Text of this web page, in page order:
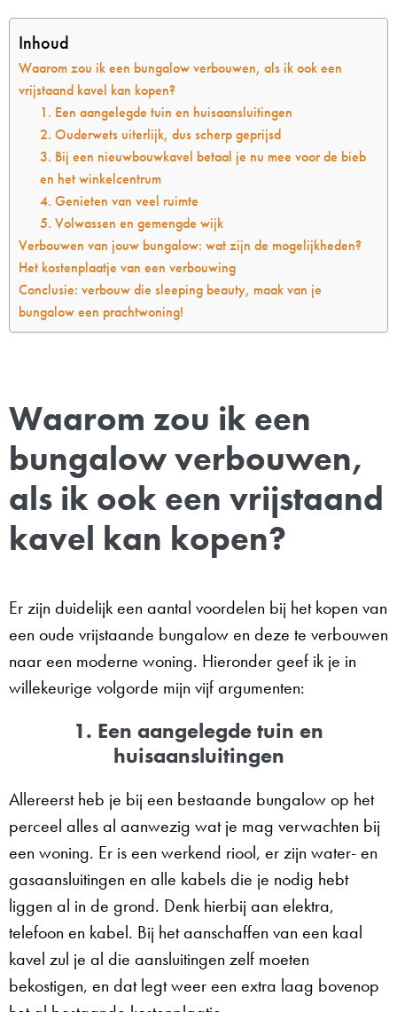
Inhoud
Waarom zou ik een bungalow verbouwen, als ik ook een
vrijstaand kavel kan kopen?
1. Een aangelegde tuin en huisaansluitingen
2. Ouderwets uiterlijk, dus scherp geprijsd
3. Bij een nieuwbouwkavel betaal je nu mee voor de bieb
en het winkelcentrum
4. Genieten van veel ruimte
5. Volwassen en gemengde wijk
Verbouwen van jouw bungalow: wat zijn de mogelijkheden?
Het kostenplaatje van een verbouwing
Conclusie: verbouw die sleeping beauty, maak van je
bungalow een prachtwoning!
Waarom zou ik een
bungalow verbouwen,
als ik ook een vrijstaand
kavel kan kopen?
Er zijn duidelijk een aantal voordelen bij het kopen van
een oude vrijstaande bungalow en deze te verbouwen
naar een moderne woning. Hieronder geef ik je in
willekeurige volgorde mijn vijf argumenten:
1. Een aangelegde tuin en
huisaansluitingen
Allereerst heb je bij een bestaande bungalow op het
perceel alles al aanwezig wat je mag verwachten bij
een woning. Er is een werkend riool, er zijn water- en
gasaansluitingen en alle kabels die je nodig hebt
liggen al in de grond. Denk hierbij aan elektra,
telefoon en kabel. Bij het aanschaffen van een kaal
kavel zul je al die aansluitingen zelf moeten
bekostigen, en dat legt weer een extra laag bovenop